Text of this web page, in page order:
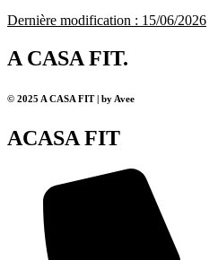
Dernière modification : 15/06/2026
A CASA FIT.
© 2025 A CASA FIT | by Avee
ACASA FIT